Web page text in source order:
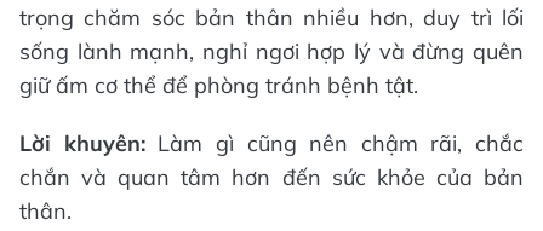
trọng chăm sóc bản thân nhiều hơn, duy trì lối
sống lành mạnh, nghỉ ngơi hợp lý và đừng quên
giữ ấm cơ thể để phòng tránh bệnh tật.
Lời khuyên:Làm gì cũng nên chậm rãi, chắc
chắn và quan tâm hơn đến sức khỏe của bản
thân.